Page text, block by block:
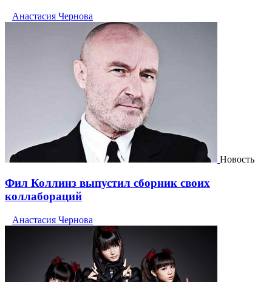
Анастасия Чернова
Новость
Фил Коллинз выпустил сборник своих
коллабораций
Анастасия Чернова